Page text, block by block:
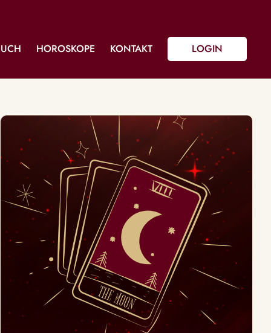
HOROSKOPE KONTAKT LOGIN